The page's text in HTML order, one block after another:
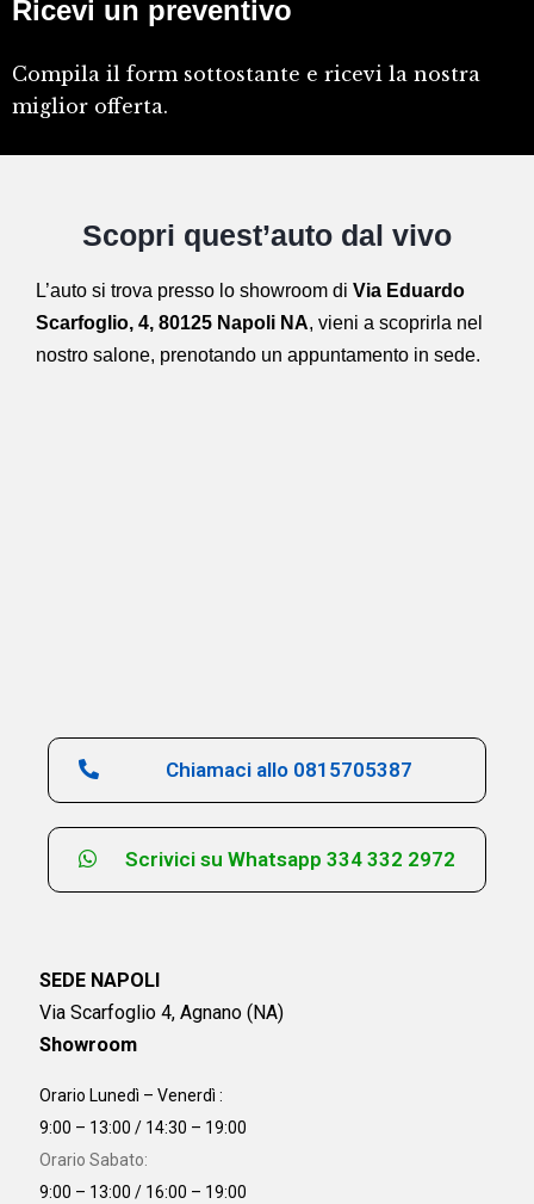
Ricevi un preventivo
Compila il form sottostante e ricevi la nostra
miglior offerta.
Scopri quest’auto dal vivo
L’auto si trova presso lo showroom di Via Eduardo
Scarfoglio, 4, 80125 Napoli NA, vieni a scoprirla nel
nostro salone, prenotando un appuntamento in sede.
Chiamaci allo 0815705387
Scrivici su Whatsapp 334 332 2972
SEDE NAPOLI
Via Scarfoglio 4, Agnano (NA)
Showroom
Orario Lunedì – Venerdì :
9:00 – 13:00 / 14:30 – 19:00
Orario Sabato:
9:00 – 13:00 / 16:00 – 19:00